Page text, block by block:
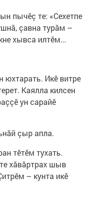
пычӗç те: «Сехетпе
çавна турăм –
хывса илтӗм...
юхтарать. Икӗ витре
Каялла килсен
ун сарайӗ
çыр апла.
тӗтӗм тухать.
хăвăртрах шыв
– кунта икӗ